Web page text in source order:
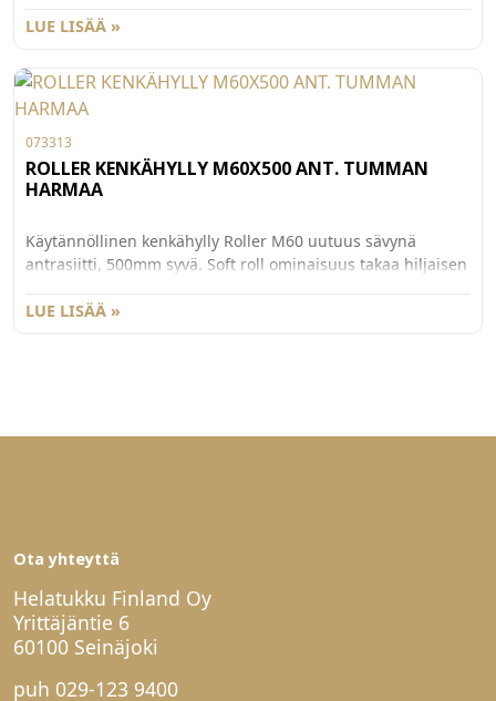
vaate pysyy paikallaan. Kiskot tilattava erikseen (073320 tai
LUE LISÄÄ »
073313
ROLLER KENKÄHYLLY M60X500 ANT. TUMMAN
HARMAA
Käytännöllinen kenkähylly Roller M60 uutuus sävynä
antrasiitti, 500mm syvä. Soft roll ominaisuus takaa hiljaisen
LUE LISÄÄ »
Ota yhteyttä
Helatukku Finland Oy
Yrittäjäntie 6
60100 Seinäjoki
puh 029-123 9400